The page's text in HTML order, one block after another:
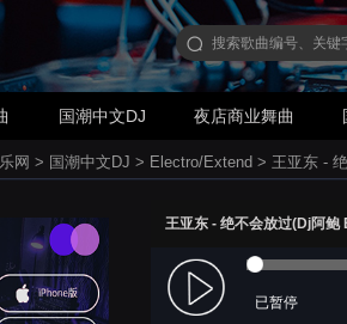
国潮中文DJ 夜店商业舞曲
网 > 国潮中文DJ > Electro/Extend > 王亚东 -
王亚东 - 绝不会放过(Dj阿
已暂停